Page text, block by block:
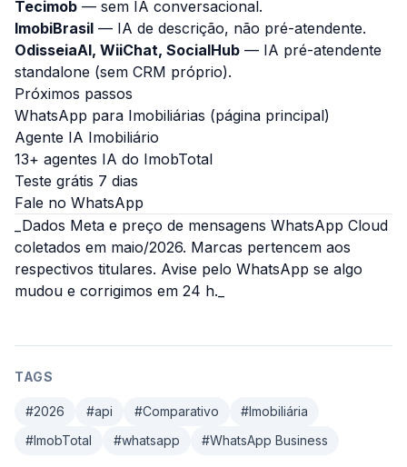
Tecimob — sem IA conversacional.
ImobiBrasil — IA de descrição, não pré-atendente.
OdisseiaAI, WiiChat, SocialHub — IA pré-atendente
standalone (sem CRM próprio).
Próximos passos
WhatsApp para Imobiliárias (página principal)
Agente IA Imobiliário
13+ agentes IA do ImobTotal
Teste grátis 7 dias
Fale no WhatsApp
_Dados Meta e preço de mensagens WhatsApp Cloud
coletados em maio/2026. Marcas pertencem aos
respectivos titulares. Avise pelo WhatsApp se algo
mudou e corrigimos em 24 h._
TAGS
#2026 #api #Comparativo #Imobiliária
#ImobTotal #whatsapp #WhatsApp Business